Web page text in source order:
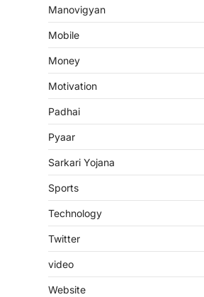
Manovigyan
Mobile
Money
Motivation
Padhai
Pyaar
Sarkari Yojana
Sports
Technology
Twitter
video
Website